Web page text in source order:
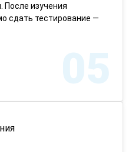
После изучения
сдать тестирование —
05